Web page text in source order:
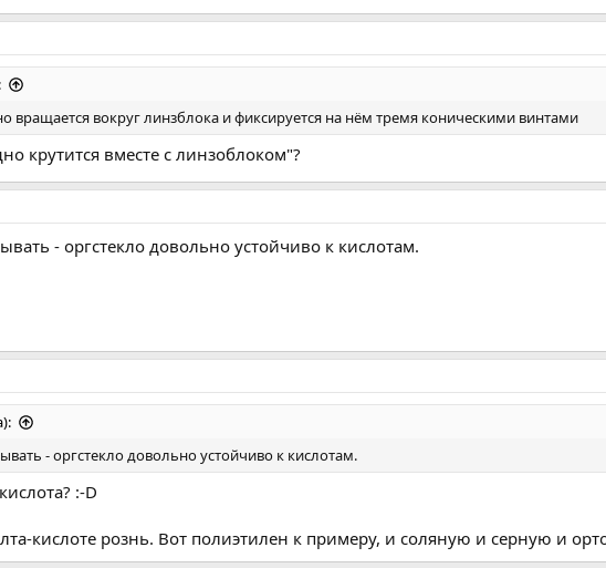
вращается вокруг линзблока и фиксируется на нём тремя коническими винтами
крутится вместе с линзоблоком"?
- оргстекло довольно устойчиво к кислотам.
- оргстекло довольно устойчиво к кислотам.
:-D
кислоте рознь. Вот полиэтилен к примеру, и соляную и серную и